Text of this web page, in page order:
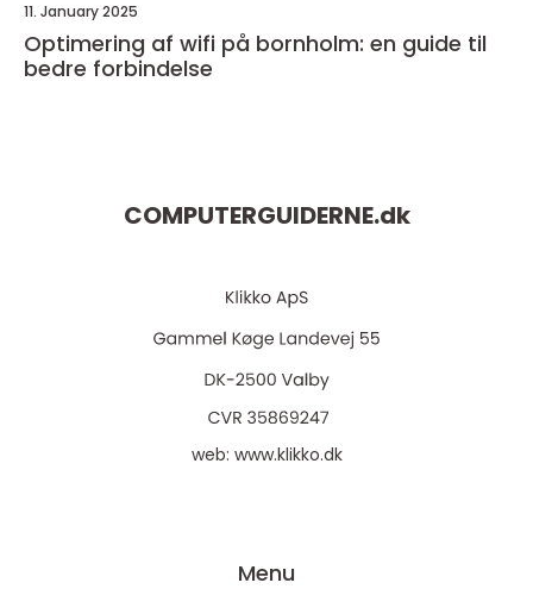
11. January 2025
Optimering af wifi på bornholm: en guide til
bedre forbindelse
COMPUTERGUIDERNE.dk
web: www.klikko.dk
Menu